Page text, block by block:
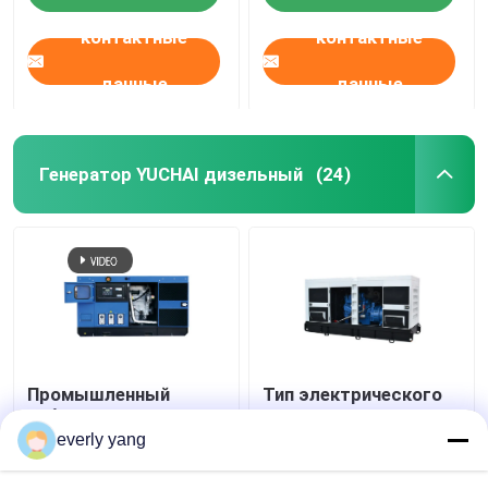
контактные
данные
контактные
данные
Генератор YUCHAI дизельный (24)
Промышленный
набор генератора
75kva 60kw Yuchai
дизельный с
Тип электрического
Yuchai дизельного
everly yang